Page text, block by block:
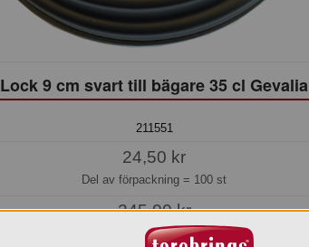
Lock 9 cm svart till bägare 35 cl Gevalia
211551
24,50 kr
Del av förpackning = 100 st
245,00 kr
Hel förpackning =10*100 st